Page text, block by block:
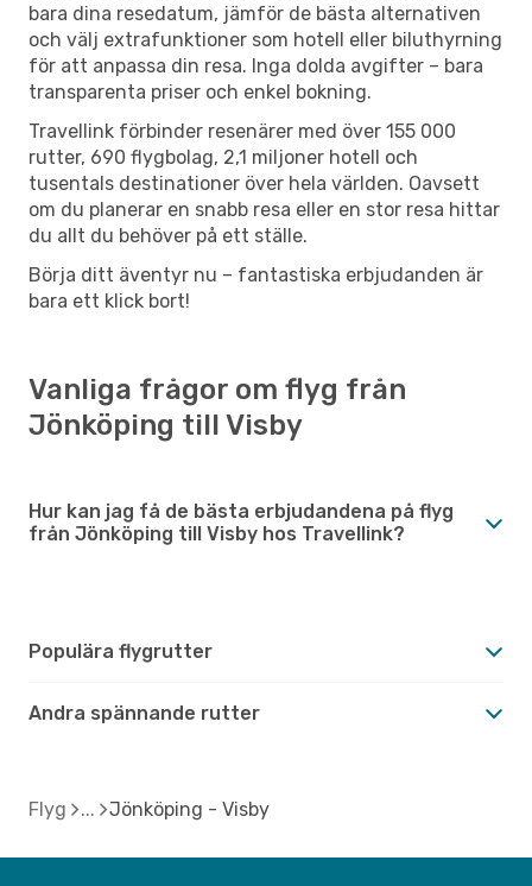
bara dina resedatum, jämför de bästa alternativen
och välj extrafunktioner som hotell eller biluthyrning
för att anpassa din resa. Inga dolda avgifter – bara
transparenta priser och enkel bokning.
Travellink förbinder resenärer med över 155 000
rutter, 690 flygbolag, 2,1 miljoner hotell och
tusentals destinationer över hela världen. Oavsett
om du planerar en snabb resa eller en stor resa hittar
du allt du behöver på ett ställe.
Börja ditt äventyr nu – fantastiska erbjudanden är
bara ett klick bort!
Vanliga frågor om flyg från
Jönköping till Visby
Hur kan jag få de bästa erbjudandena på flyg
från Jönköping till Visby hos Travellink?
Populära flygrutter
Andra spännande rutter
Flyg Jönköping - Visby